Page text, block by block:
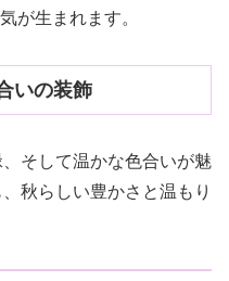
が生まれます。
いの装飾
そして温かな色合いが魅
秋らしい豊かさと温もり